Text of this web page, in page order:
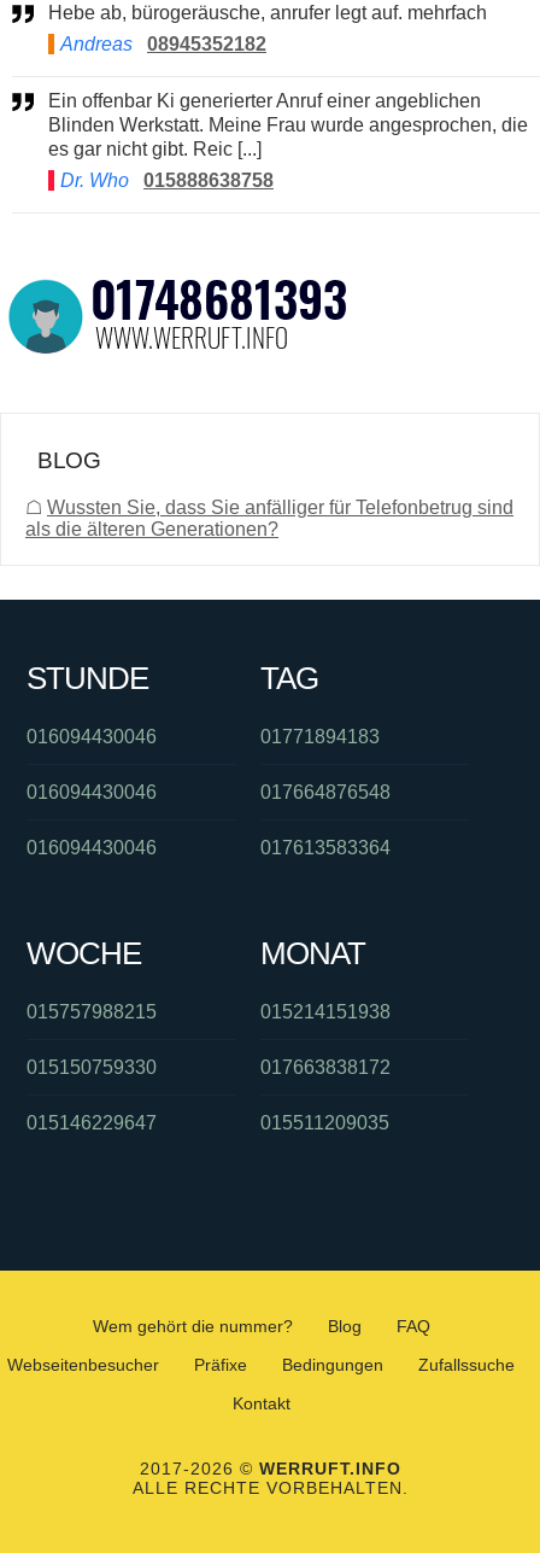
Hebe ab, bürogeräusche, anrufer legt auf. mehrfach
Andreas
08945352182
Ein offenbar Ki generierter Anruf einer angeblichen
Blinden Werkstatt. Meine Frau wurde angesprochen, die
es gar nicht gibt. Reic [...]
Dr. Who
015888638758
BLOG
☖ Wussten Sie, dass Sie anfälliger für Telefonbetrug sind
als die älteren Generationen?
STUNDE
016094430046
016094430046
016094430046
TAG
01771894183
017664876548
017613583364
WOCHE
015757988215
015150759330
015146229647
MONAT
015214151938
017663838172
015511209035
Wem gehört die nummer? Blog
FAQ
Webseitenbesucher
Präfixe Bedingungen
Zufallssuche
Kontakt
2017-2026 © WERRUFT.INFO
ALLE RECHTE VORBEHALTEN.